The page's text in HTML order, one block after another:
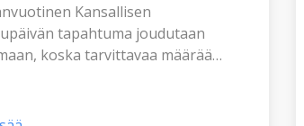
Kansallisen
tapahtuma joudutaan
koska tarvittavaa määrää